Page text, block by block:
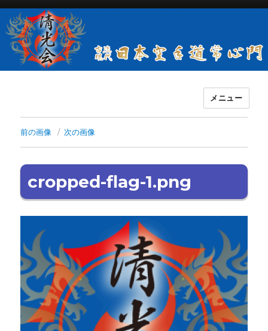
古流現代日本空手道常心門清光会
メニュー
前の画像 次の画像
cropped-flag-1.png